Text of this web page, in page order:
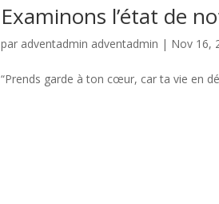
Examinons l’état de
par adventadmin adventadmin | Nov 16,
“Prends garde à ton cœur, car ta vie en